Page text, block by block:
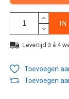
IN
Levertijd 3 á 4
Toevoegen
Toevoegen